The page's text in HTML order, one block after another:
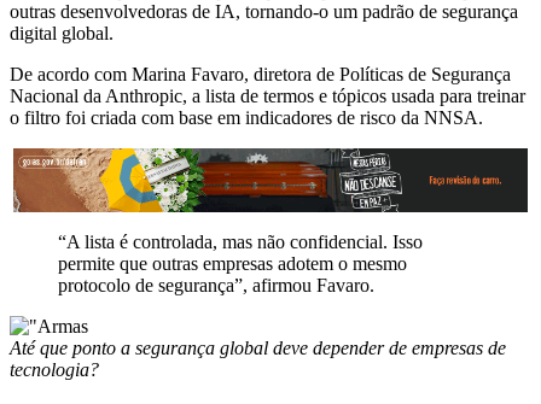
outras desenvolvedoras de IA, tornando-o um padrão de segurança
digital global.
De acordo com Marina Favaro, diretora de Políticas de Segurança
Nacional da Anthropic, a lista de termos e tópicos usada para treinar
o filtro foi criada com base em indicadores de risco da NNSA.
“A lista é controlada, mas não confidencial. Isso
permite que outras empresas adotem o mesmo
protocolo de segurança”, afirmou Favaro.
Até que ponto a segurança global deve depender de empresas de
tecnologia?